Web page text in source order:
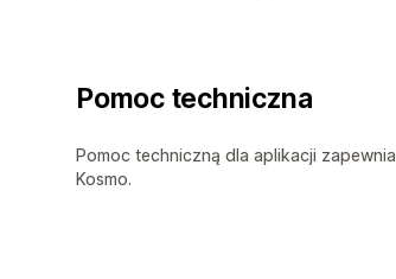
Pomoc techniczna
Pomoc techniczną dla aplikacji zapewnia
Kosmo.